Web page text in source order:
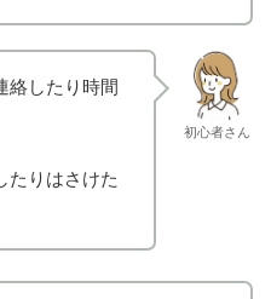
絡したり時間
たりはさけた
初心者さん